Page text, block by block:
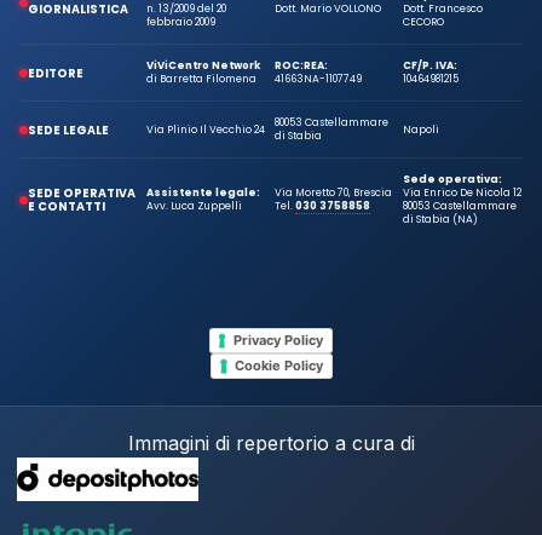
GIORNALISTICA
n. 13/2009 del 20
febbraio 2009
Dott. Mario VOLLONO
Dott. Francesco
CECORO
EDITORE
ViViCentro Network
di Barretta Filomena
ROC:
41663
REA:
NA-1107749
CF/P. IVA:
10464981215
SEDE LEGALE Via Plinio Il Vecchio 24
80053 Castellammare
di Stabia
Napoli
SEDE OPERATIVA
E CONTATTI
Assistente legale:
Avv. Luca Zuppelli
Via Moretto 70, Brescia
Tel.030 3758858
Sede operativa:
Via Enrico De Nicola 12
80053 Castellammare
di Stabia (NA)
Privacy Policy
Cookie Policy
Immagini di repertorio a cura di